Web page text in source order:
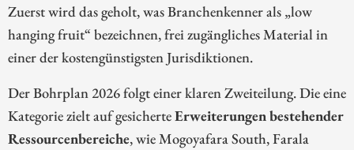
Zuerst wird das geholt, was Branchenkenner als „low
hanging fruit“ bezeichnen, frei zugängliches Material in
einer der kostengünstigsten Jurisdiktionen.
Der Bohrplan 2026 folgt einer klaren Zweiteilung. Die eine
Kategorie zielt auf gesicherteErweiterungen bestehender
Ressourcenbereiche, wie Mogoyafara South, Farala